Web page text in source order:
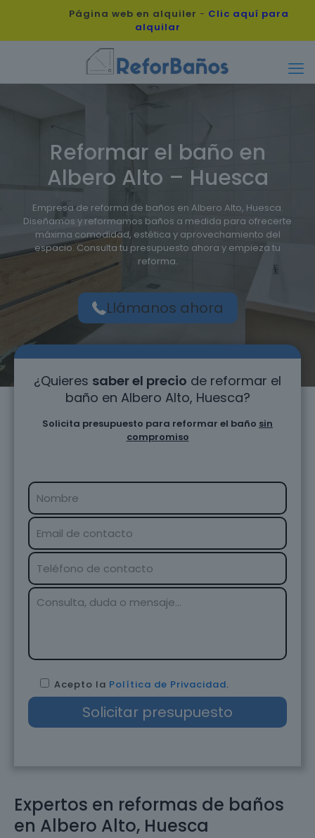
Página web en alquiler - Clic aquí para
alquilar
Reformar el baño en
Albero Alto – Huesca
Empresa de reforma de baños en Albero Alto, Huesca.
Diseñamos y reformamos baños a medida para ofrecerte
máxima comodidad, estética y aprovechamiento del
espacio. Consulta tu presupuesto ahora y empieza tu
reforma.
Llámanos ahora
Expertos en reformas de baños
en Albero Alto, Huesca
¿Quieres saber el precio de reformar el
baño en Albero Alto, Huesca?
Solicita presupuesto para reformar el baño sin
compromiso
Acepto la Política de Privacidad.